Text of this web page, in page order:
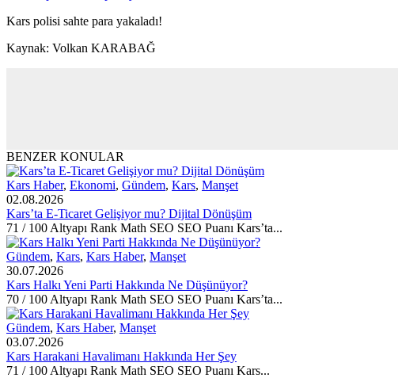
Kars polisi sahte para yakaladı!
Kaynak: Volkan KARABAĞ
BENZER KONULAR
Kars Haber, Ekonomi, Gündem, Kars, Manşet
02.08.2026
Kars’ta E-Ticaret Gelişiyor mu? Dijital Dönüşüm
71 / 100 Altyapı Rank Math SEO SEO Puanı Kars’ta...
Gündem, Kars, Kars Haber, Manşet
30.07.2026
Kars Halkı Yeni Parti Hakkında Ne Düşünüyor?
70 / 100 Altyapı Rank Math SEO SEO Puanı Kars’ta...
Gündem, Kars Haber, Manşet
03.07.2026
Kars Harakani Havalimanı Hakkında Her Şey
71 / 100 Altyapı Rank Math SEO SEO Puanı Kars...